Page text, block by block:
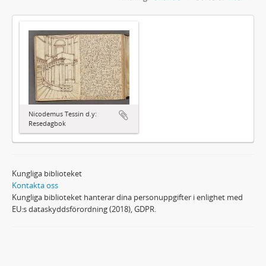
Nicodemus Tessin d.y:
Resedagbok
Kungliga biblioteket
Kontakta oss
Kungliga biblioteket hanterar dina personuppgifter i enlighet med
EU:s dataskyddsförordning (2018), GDPR.